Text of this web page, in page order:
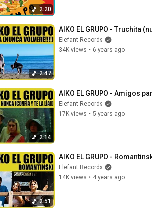
2:20
2:47
AIKO EL GRUPO - Truchita
Elefant Records
34K views • 6 years ago
2:14
AIKO EL GRUPO - Amigos
Elefant Records
17K views • 5 years ago
2:51
AIKO EL GRUPO -
Elefant Records
14K views • 4 years ago